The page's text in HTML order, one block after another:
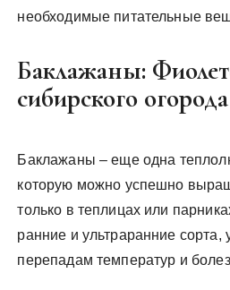
необходимые питательные
Баклажаны:
сибирского огорода
Баклажаны – еще одна
которую можно успешно
только в теплицах или
ранние и ультраранние сорта,
перепадам температур и